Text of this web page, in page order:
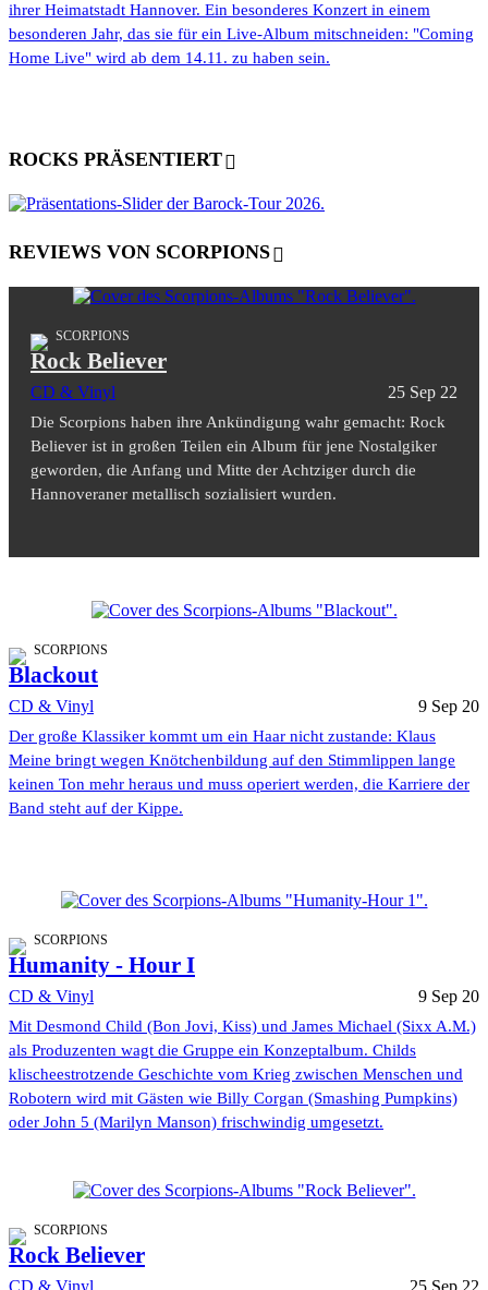
ihrer Heimatstadt Hannover. Ein besonderes Konzert in einem
besonderen Jahr, das sie für ein Live-Album mitschneiden: "Coming
Home Live" wird ab dem 14.11. zu haben sein.
ROCKS PRÄSENTIERT
REVIEWS VON SCORPIONS
SCORPIONS
Rock Believer
CD & Vinyl 25 Sep 22
Die Scorpions haben ihre Ankündigung wahr gemacht: Rock
Believer ist in großen Teilen ein Album für jene Nostalgiker
geworden, die Anfang und Mitte der Achtziger durch die
Hannoveraner metallisch sozialisiert wurden.
SCORPIONS
Blackout
CD & Vinyl 9 Sep 20
Der große Klassiker kommt um ein Haar nicht zustande: Klaus
Meine bringt wegen Knötchenbildung auf den Stimmlippen lange
keinen Ton mehr heraus und muss operiert werden, die Karriere der
Band steht auf der Kippe.
SCORPIONS
Humanity - Hour I
CD & Vinyl 9 Sep 20
Mit Desmond Child (Bon Jovi, Kiss) und James Michael (Sixx A.M.)
als Produzenten wagt die Gruppe ein Konzeptalbum. Childs
klischeestrotzende Geschichte vom Krieg zwischen Menschen und
Robotern wird mit Gästen wie Billy Corgan (Smashing Pumpkins)
oder John 5 (Marilyn Manson) frischwindig umgesetzt.
SCORPIONS
Rock Believer
CD & Vinyl 25 Sep 22